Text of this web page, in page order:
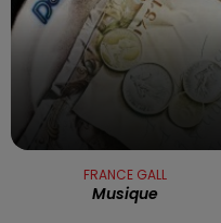
FRANCE GALL
Musique